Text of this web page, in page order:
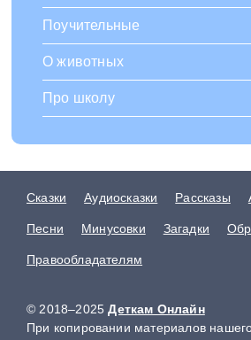
Поучительные
О животных
Про школу
Сказки Аудиосказки Рассказы
Песни Минусовки Загадки
Правообладателям
© 2018–2025Деткам Онлайн
При копировании материалов